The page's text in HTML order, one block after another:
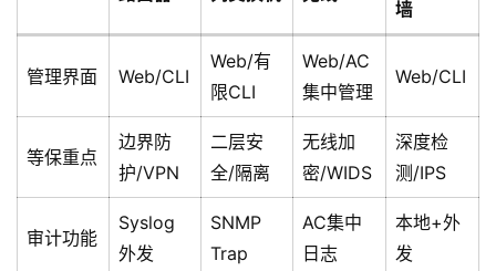
墙
管理界面 Web/CLI
Web/有
限CLI
Web/AC
集中管理
Web/CLI
等保重点
边界防
护/VPN
二层安
全/隔离
无线加
密/WIDS
深度检
测/IPS
审计功能
Syslog
外发
SNMP
Trap
AC集中
日志
本地+外
发